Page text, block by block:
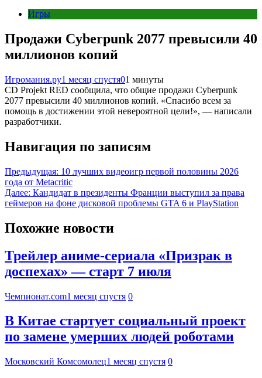
Игры
Продажи Cyberpunk 2077 превысили 40
миллионов копий
Игромания.ру1 месяц спустя01 минуты
CD Projekt RED сообщила, что общие продажи Cyberpunk
2077 превысили 40 миллионов копий. «Спасибо всем за
помощь в достижении этой невероятной цели!», — написали
разработчики.
Навигация по записям
Предыдущая: 10 лучших видеоигр первой половины 2026
года от Metacritic
Далее: Кандидат в президенты Франции выступил за права
геймеров на фоне дисковой проблемы GTA 6 и PlayStation
Похожие новости
Трейлер аниме-сериала «Призрак в
доспехах» — старт 7 июля
Чемпионат.com1 месяц спустя 0
В Китае стартует социальный проект
по замене умерших людей роботами
Московский Комсомолец1 месяц спустя 0